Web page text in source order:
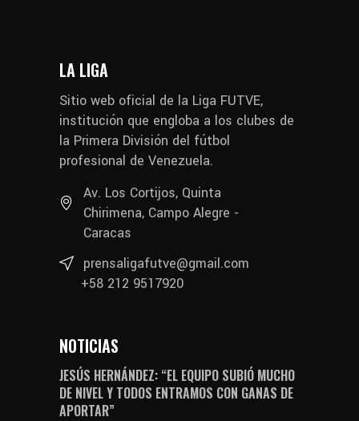
LA LIGA
Sitio web oficial de la Liga FUTVE,
institución que engloba a los clubes de
la Primera División del fútbol
profesional de Venezuela.
Av. Los Cortijos, Quinta
Chirimena, Campo Alegre -
Caracas
prensaligafutve@gmail.com
+58 212 9517920
NOTICIAS
JESÚS HERNÁNDEZ: “EL EQUIPO SUBIÓ MUCHO
DE NIVEL Y TODOS ENTRAMOS CON GANAS DE
APORTAR”